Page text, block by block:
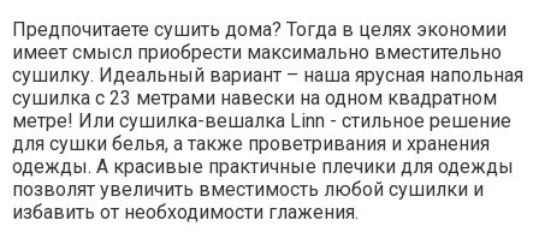
Предпочитаете сушить дома? Тогда в целях экономии
имеет смысл приобрести максимально вместительно
сушилку. Идеальный вариант – наша ярусная напольная
сушилка с 23 метрами навески на одном квадратном
метре! Или сушилка-вешалка Linn - стильное решение
для сушки белья, а также проветривания и хранения
одежды. А красивые практичные плечики для одежды
позволят увеличить вместимость любой сушилки и
избавить от необходимости глажения.